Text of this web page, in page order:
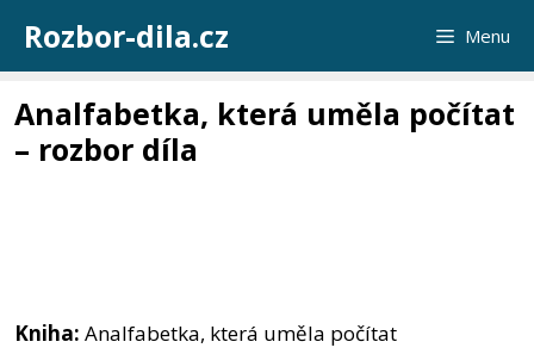
obsah
Rozbor-dila.cz Menu
Analfabetka, která uměla počítat
– rozbor díla
Kniha: Analfabetka, která uměla počítat